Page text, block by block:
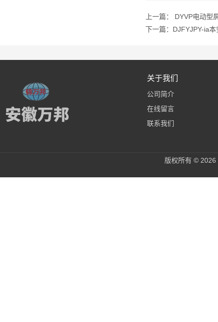
上一篇： DYVP电动型
下一篇： DJFYJPY-ia
关于我们
公司简介
在线留言
联系我们
版权所有 ©